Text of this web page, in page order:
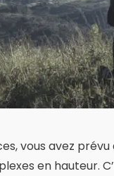
vous avez
en hauteur.